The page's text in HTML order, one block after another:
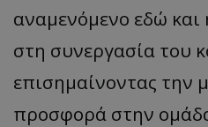
αναμενόμενο εδώ και
στη συνεργασία του
επισημαίνοντας την
προσφορά στην